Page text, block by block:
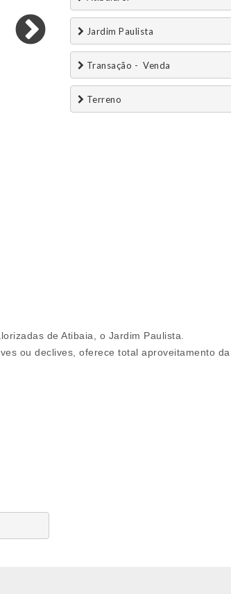
Jardim Paulista
Transação -  Venda
Terreno
de Atibaia, o Jardim Paulista.
ou declives, oferece total aproveitamento